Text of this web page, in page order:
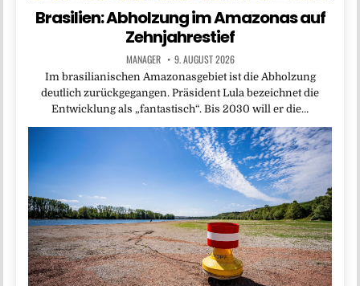
Brasilien: Abholzung im Amazonas auf
Zehnjahrestief
MANAGER 9. AUGUST 2026
Im brasilianischen Amazonasgebiet ist die Abholzung
deutlich zurückgegangen. Präsident Lula bezeichnet die
Entwicklung als „fantastisch“. Bis 2030 will er die…